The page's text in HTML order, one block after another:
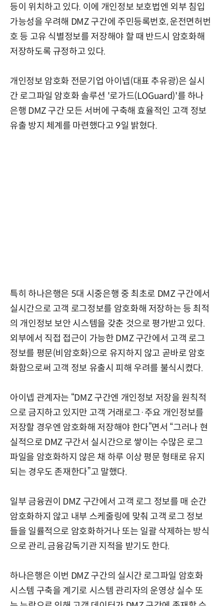
등이 위치하고 있다. 이에 개인정보 보호법엔 외부 침입
가능성을 우려해 DMZ 구간에 주민등록번호, 운전면허번
호 등 고유 식별정보를 저장해야 할 때 반드시 암호화해
저장하도록 규정하고 있다.
개인정보 암호화 전문기업 아이넵(대표 추유광)은 실시
간 로그파일 암호화 솔루션 '로가드(LOGuard)'를 하나
은행 DMZ 구간 모든 서버에 구축해 효율적인 고객 정보
유출 방지 체계를 마련했다고 9일 밝혔다.
특히 하나은행은 5대 시중은행 중 최초로 DMZ 구간에서
실시간으로 고객 로그정보를 암호화해 저장하는 등 최적
의 개인정보 보안 시스템을 갖춘 것으로 평가받고 있다.
외부에서 직접 접근이 가능한 DMZ 구간에서 고객 로그
정보를 평문(비암호화)으로 유지하지 않고 곧바로 암호
화함으로써 고객 정보 유출시 피해 우려를 불식시켰다.
아이넵 관계자는 “DMZ 구간엔 개인정보 저장을 원칙적
으로 금지하고 있지만 고객 거래로그·주요 개인정보를
저장할 경우엔 암호화해 저장해야 한다”면서 “그러나 현
실적으로 DMZ 구간서 실시간으로 쌓이는 수많은 로그
파일을 암호화하지 않은 채 하루 이상 평문 형태로 유지
되는 경우도 존재한다”고 말했다.
일부 금융권이 DMZ 구간에서 고객 로그 정보를 매 순간
암호화하지 않고 내부 스케줄링에 맞춰 고객 로그 정보
들을 일률적으로 암호화하거나 또는 일괄 삭제하는 방식
으로 관리, 금융감독기관 지적을 받기도 한다.
하나은행은 이번 DMZ 구간의 실시간 로그파일 암호화
시스템 구축을 계기로 시스템 관리자의 운영상 실수 또